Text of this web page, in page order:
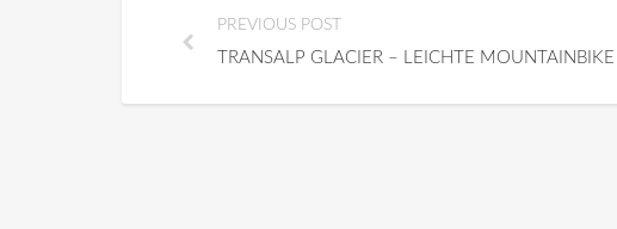
PREVIOUS POST
TRANSALP GLACIER – LEICHTE